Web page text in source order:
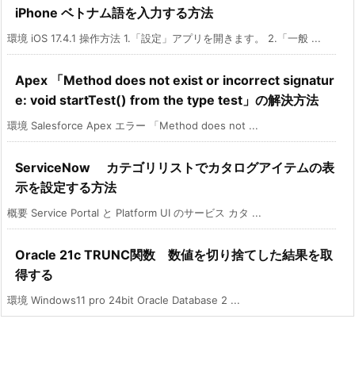
iPhone ベトナム語を入力する方法
環境 iOS 17.4.1 操作方法 1.「設定」アプリを開きます。 2.「一般 ...
Apex 「Method does not exist or incorrect signatur
e: void startTest() from the type test」の解決方法
環境 Salesforce Apex エラー 「Method does not ...
ServiceNow カテゴリリストでカタログアイテムの表
示を設定する方法
概要 Service Portal と Platform UI のサービス カタ ...
Oracle 21c TRUNC関数 数値を切り捨てした結果を取
得する
環境 Windows11 pro 24bit Oracle Database 2 ...